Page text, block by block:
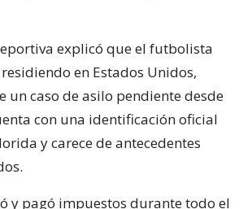
explicó que el futbolista
en Estados Unidos,
un caso de asilo pendiente desde
con una identificación oficial
y carece de antecedentes
y pagó impuestos durante todo el